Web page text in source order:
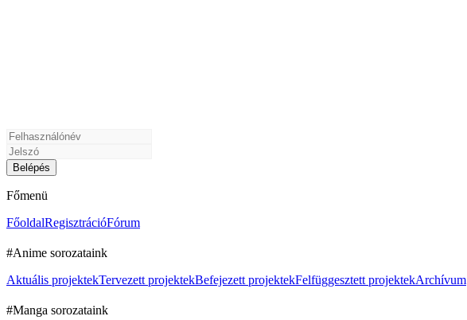
Főmenü
FőoldalRegisztrációFórum
#Anime sorozataink
Aktuális projektekTervezett projektekBefejezett projektekFelfüggesztett projektekArchívum
#Manga sorozataink